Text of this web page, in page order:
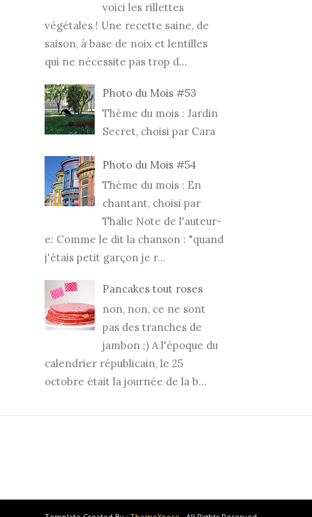
voici les rillettes
végétales ! Une recette saine, de
saison, à base de noix et lentilles
qui ne nécessite pas trop d...
Photo du Mois #53
Thème du mois : Jardin
Secret, choisi par Cara
Photo du Mois #54
Thème du mois : En
chantant, choisi par
Thalie Note de l'auteur-
e: Comme le dit la chanson : "quand
j'étais petit garçon je r...
Pancakes tout roses
non, non, ce ne sont
pas des tranches de
jambon ;) A l'époque du
calendrier républicain, le 25
octobre était la journée de la b...